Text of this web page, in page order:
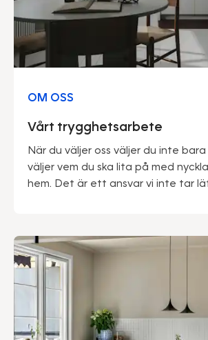
OM OSS
Vårt trygghetsarbete
När du väljer oss väljer du inte
väljer vem du ska lita på med
hem. Det är ett ansvar vi inte tar
stolthet säga att vårt gedigna
genomsyrar hela vår verksamhet.